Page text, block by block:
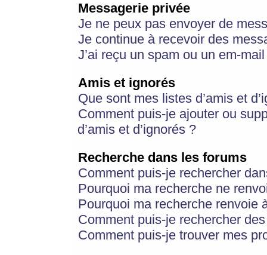
Messagerie privée
Je ne peux pas envoyer de
Je continue à recevoir des
J’ai reçu un spam ou un em-
Amis et ignorés
Que sont mes listes d’amis et
Comment puis-je ajouter ou
d’amis et d’ignorés ?
Recherche dans les forums
Comment puis-je rechercher
Pourquoi ma recherche ne
Pourquoi ma recherche renvoie
Comment puis-je rechercher
Comment puis-je trouver mes